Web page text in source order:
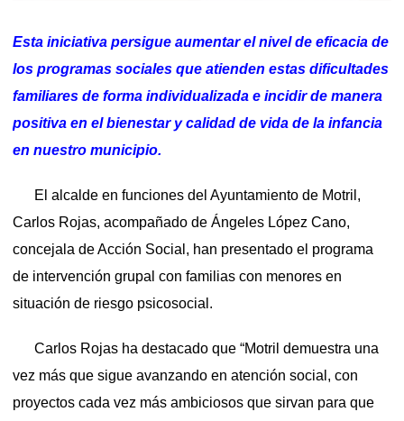
Esta iniciativa persigue aumentar el nivel de eficacia de
los programas sociales que atienden estas dificultades
familiares de forma individualizada e incidir de manera
positiva en el bienestar y calidad de vida de la infancia
en nuestro municipio.
El alcalde en funciones del Ayuntamiento de Motril,
Carlos Rojas, acompañado de Ángeles López Cano,
concejala de Acción Social, han presentado el programa
de intervención grupal con familias con menores en
situación de riesgo psicosocial.
Carlos Rojas ha destacado que “Motril demuestra una
vez más que sigue avanzando en atención social, con
proyectos cada vez más ambiciosos que sirvan para que